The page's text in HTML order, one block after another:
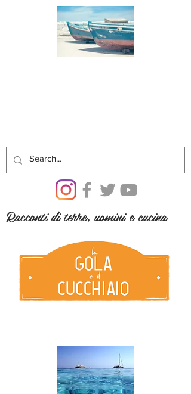
Racconti di terre, uomini e cucina